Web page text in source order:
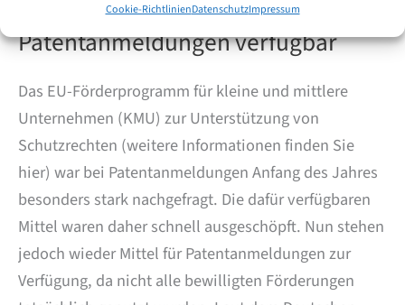
Cookie-RichtlinienDatenschutzImpressum
wieder Zuschüsse für
Patentanmeldungen verfügbar
Das EU-Förderprogramm für kleine und mittlere
Unternehmen (KMU) zur Unterstützung von
Schutzrechten (weitere Informationen finden Sie
hier) war bei Patentanmeldungen Anfang des Jahres
besonders stark nachgefragt. Die dafür verfügbaren
Mittel waren daher schnell ausgeschöpft. Nun stehen
jedoch wieder Mittel für Patentanmeldungen zur
Verfügung, da nicht alle bewilligten Förderungen